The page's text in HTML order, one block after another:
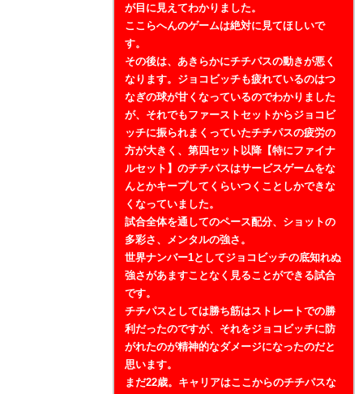
が目に見えてわかりました。
ここらへんのゲームは絶対に見てほしいで
す。
その後は、あきらかにチチパスの動きが悪く
なります。ジョコビッチも疲れているのはつ
なぎの球が甘くなっているのでわかりました
が、それでもファーストセットからジョコビ
ッチに振られまくっていたチチパスの疲労の
方が大きく、第四セット以降【特にファイナ
ルセット】のチチパスはサービスゲームをな
んとかキープしてくらいつくことしかできな
くなっていました。
試合全体を通してのペース配分、ショットの
多彩さ、メンタルの強さ。
世界ナンバー1としてジョコビッチの底知れぬ
強さがあますことなく見ることができる試合
です。
チチパスとしては勝ち筋はストレートでの勝
利だったのですが、それをジョコビッチに防
がれたのが精神的なダメージになったのだと
思います。
まだ22歳。キャリアはここからのチチパスな